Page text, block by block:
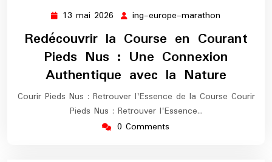
13 mai 2026 13
mai
2026
ing-europe-marathon
europe-
marathon
Redécouvrir la Course en Courant
Pieds Nus : Une Connexion
Authentique avec la Nature
Courir Pieds Nus : Retrouver l'Essence de la Course Courir
Pieds Nus : Retrouver l'Essence…
0 Comments